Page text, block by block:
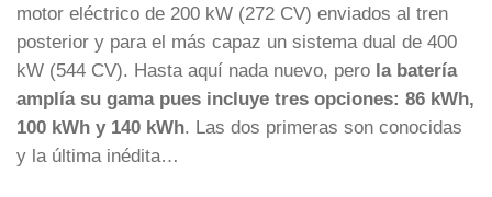
motor eléctrico de 200 kW (272 CV) enviados al tren
posterior y para el más capaz un sistema dual de 400
kW (544 CV). Hasta aquí nada nuevo, pero la batería
amplía su gama pues incluye tres opciones: 86 kWh,
100 kWh y 140 kWh. Las dos primeras son conocidas
y la última inédita…